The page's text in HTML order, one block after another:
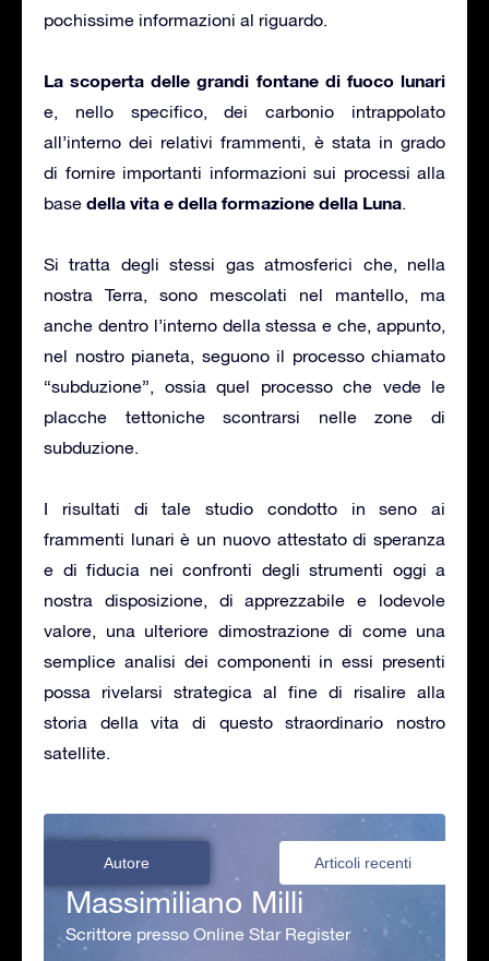
pochissime informazioni al riguardo.
La scoperta delle grandi fontane di fuoco lunari
e, nello specifico, dei carbonio intrappolato
all’interno dei relativi frammenti, è stata in grado
di fornire importanti informazioni sui processi alla
base della vita e della formazione della Luna.
Si tratta degli stessi gas atmosferici che, nella
nostra Terra, sono mescolati nel mantello, ma
anche dentro l’interno della stessa e che, appunto,
nel nostro pianeta, seguono il processo chiamato
“subduzione”, ossia quel processo che vede le
placche tettoniche scontrarsi nelle zone di
subduzione.
I risultati di tale studio condotto in seno ai
frammenti lunari è un nuovo attestato di speranza
e di fiducia nei confronti degli strumenti oggi a
nostra disposizione, di apprezzabile e lodevole
valore, una ulteriore dimostrazione di come una
semplice analisi dei componenti in essi presenti
possa rivelarsi strategica al fine di risalire alla
storia della vita di questo straordinario nostro
satellite.
Autore Articoli recenti
Massimiliano Milli
Scrittore presso Online Star Register